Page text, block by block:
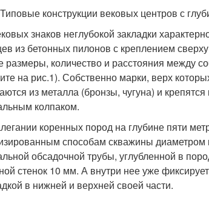
конструкции вековых центров с
знаков неглубокой закладки
из бетонных пилонов с креплением
размеры, количество и расстояния между
на рис.1). Собственно марки, верх
из металла (бронзы, чугуна) и
колпаком.
коренных пород на глубине пяти
способам скважины диаметром
обсадочной трубы, углубленной в
стенок 10 мм. А внутри нее уже
в нижней и верхней своей части.